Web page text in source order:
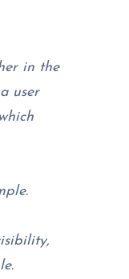
in the
user